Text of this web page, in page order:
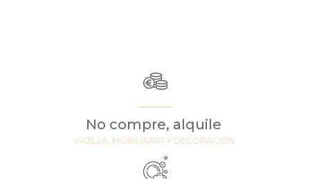
No compre, alquile
VAJILLA, MOBILIARIO Y DECORACIÓN